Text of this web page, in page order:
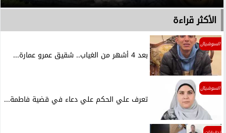
الأكثر قراءة
السوشيال
بعد 4 أشهر من الغياب.. شقيق عمرو عمارة...
السوشيال
تعرف علي الحكم علي دعاء في قضية فاطمة...